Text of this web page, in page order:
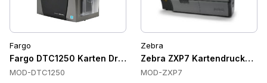
Fargo
Fargo DTC1250 Karten Drucker
MOD-DTC1250
Zebra
Zebra ZXP7 Kartendrucker,
MOD-ZXP7